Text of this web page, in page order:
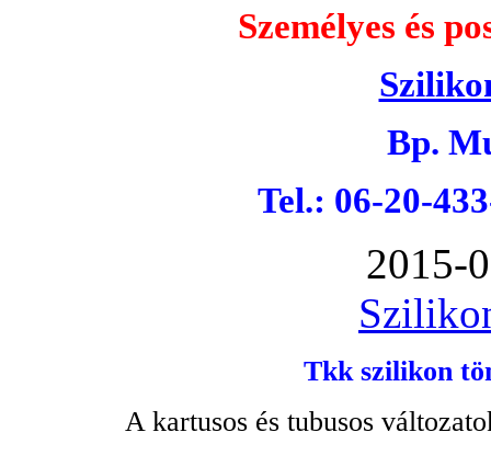
Személyes és
Bp.
Tel.: 06-20-
2015-
Tkk szilikon
A kartusos és tubusos